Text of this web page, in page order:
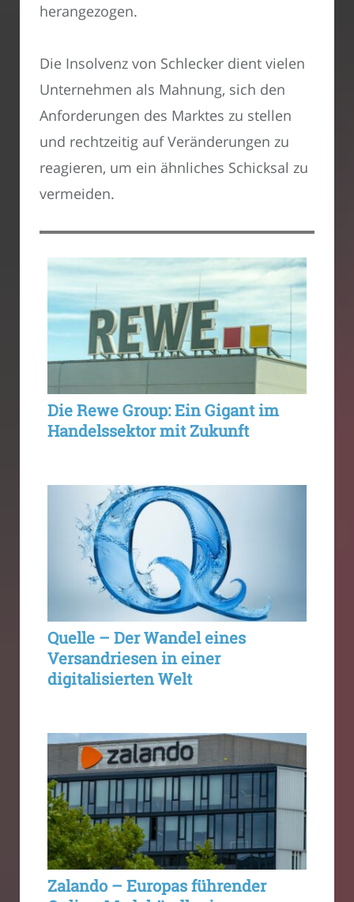
herangezogen.
Die Insolvenz von Schlecker dient vielen
Unternehmen als Mahnung, sich den
Anforderungen des Marktes zu stellen
und rechtzeitig auf Veränderungen zu
reagieren, um ein ähnliches Schicksal zu
vermeiden.
Die Rewe Group: Ein Gigant im
Handelssektor mit Zukunft
Quelle – Der Wandel eines
Versandriesen in einer
digitalisierten Welt
Zalando – Europas führender